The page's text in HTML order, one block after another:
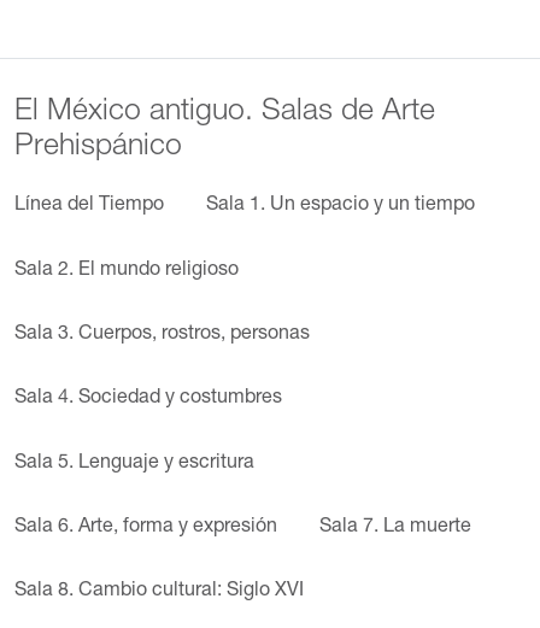
El México antiguo. Salas de Arte
Prehispánico
Línea del Tiempo Sala 1. Un espacio y un tiempo
Sala 2. El mundo religioso
Sala 3. Cuerpos, rostros, personas
Sala 4. Sociedad y costumbres
Sala 5. Lenguaje y escritura
Sala 6. Arte, forma y expresión Sala 7. La muerte
Sala 8. Cambio cultural: Siglo XVI